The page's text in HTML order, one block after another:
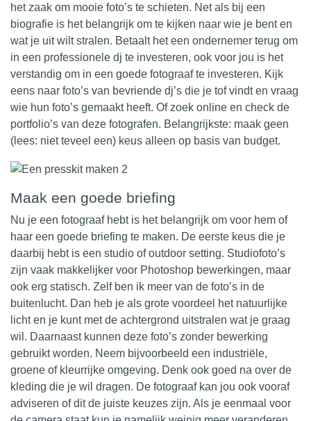
het zaak om mooie foto’s te schieten. Net als bij een
biografie is het belangrijk om te kijken naar wie je bent en
wat je uit wilt stralen. Betaalt het een ondernemer terug om
in een professionele dj te investeren, ook voor jou is het
verstandig om in een goede fotograaf te investeren. Kijk
eens naar foto’s van bevriende dj’s die je tof vindt en vraag
wie hun foto’s gemaakt heeft. Of zoek online en check de
portfolio’s van deze fotografen. Belangrijkste: maak geen
(lees: niet teveel een) keus alleen op basis van budget.
Maak een goede briefing
Nu je een fotograaf hebt is het belangrijk om voor hem of
haar een goede briefing te maken. De eerste keus die je
daarbij hebt is een studio of outdoor setting. Studiofoto’s
zijn vaak makkelijker voor Photoshop bewerkingen, maar
ook erg statisch. Zelf ben ik meer van de foto’s in de
buitenlucht. Dan heb je als grote voordeel het natuurlijke
licht en je kunt met de achtergrond uitstralen wat je graag
wil. Daarnaast kunnen deze foto’s zonder bewerking
gebruikt worden. Neem bijvoorbeeld een industriële,
groene of kleurrijke omgeving. Denk ook goed na over de
kleding die je wil dragen. De fotograaf kan jou ook vooraf
adviseren of dit de juiste keuzes zijn. Als je eenmaal voor